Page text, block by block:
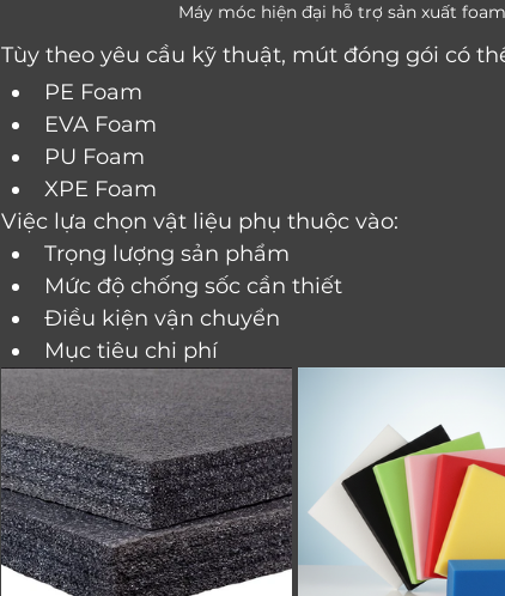
Máy móc hiện đại hỗ
Tùy theo yêu cầu kỹ thuật, mút đóng gói có
PE Foam
EVA Foam
PU Foam
XPE Foam
Việc lựa chọn vật liệu phụ thuộc vào:
Trọng lượng sản phẩm
Mức độ chống sốc cần thiết
Điều kiện vận chuyển
Mục tiêu chi phí